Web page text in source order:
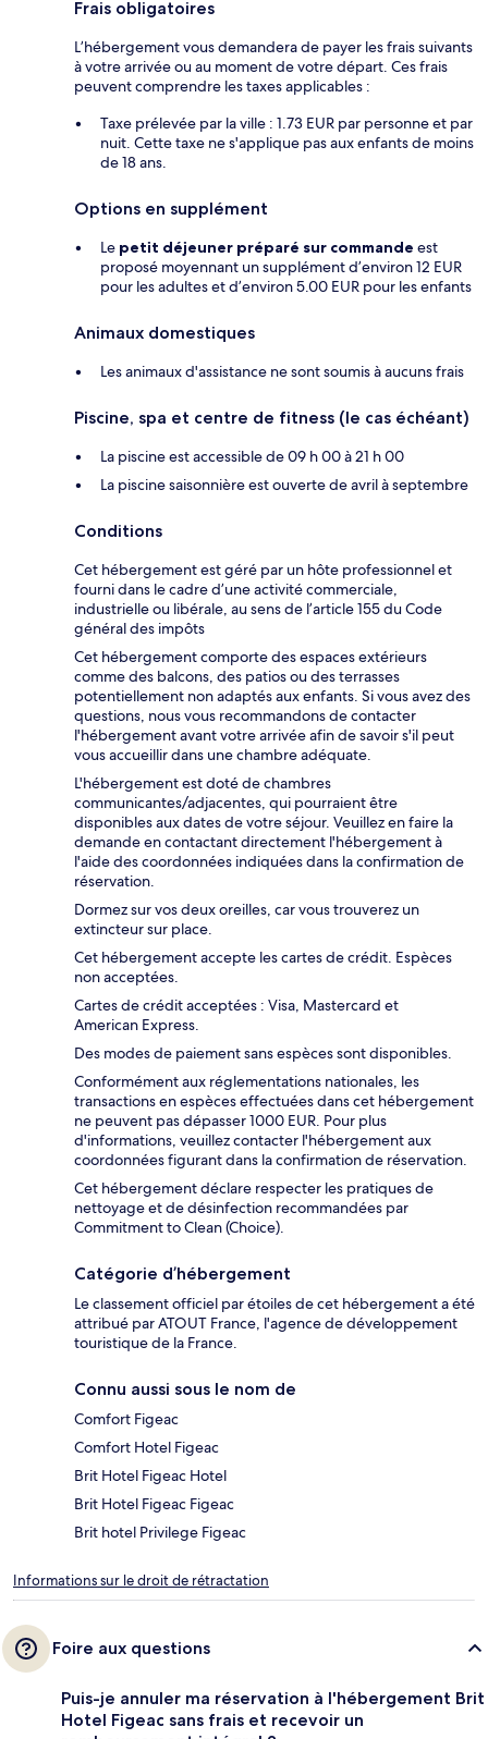
Frais obligatoires
L’hébergement vous demandera de payer les frais suivants
à votre arrivée ou au moment de votre départ. Ces frais
peuvent comprendre les taxes applicables :
Taxe prélevée par la ville : 1.73 EUR par personne et par
nuit. Cette taxe ne s'applique pas aux enfants de moins
de 18 ans.
Options en supplément
Le petit déjeuner préparé sur commande est
proposé moyennant un supplément d’environ 12 EUR
pour les adultes et d’environ 5.00 EUR pour les enfants
Animaux domestiques
Les animaux d'assistance ne sont soumis à aucuns frais
Piscine, spa et centre de fitness (le cas échéant)
La piscine est accessible de 09 h 00 à 21 h 00
La piscine saisonnière est ouverte de avril à septembre
Conditions
Cet hébergement est géré par un hôte professionnel et
fourni dans le cadre d’une activité commerciale,
industrielle ou libérale, au sens de l’article 155 du Code
général des impôts
Cet hébergement comporte des espaces extérieurs
comme des balcons, des patios ou des terrasses
potentiellement non adaptés aux enfants. Si vous avez des
questions, nous vous recommandons de contacter
l'hébergement avant votre arrivée afin de savoir s'il peut
vous accueillir dans une chambre adéquate.
L'hébergement est doté de chambres
communicantes/adjacentes, qui pourraient être
disponibles aux dates de votre séjour. Veuillez en faire la
demande en contactant directement l'hébergement à
l'aide des coordonnées indiquées dans la confirmation de
réservation.
Dormez sur vos deux oreilles, car vous trouverez un
extincteur sur place.
Cet hébergement accepte les cartes de crédit. Espèces
non acceptées.
Cartes de crédit acceptées : Visa, Mastercard et
American Express.
Des modes de paiement sans espèces sont disponibles.
Conformément aux réglementations nationales, les
transactions en espèces effectuées dans cet hébergement
ne peuvent pas dépasser 1000 EUR. Pour plus
d'informations, veuillez contacter l'hébergement aux
coordonnées figurant dans la confirmation de réservation.
Cet hébergement déclare respecter les pratiques de
nettoyage et de désinfection recommandées par
Commitment to Clean (Choice).
Catégorie d’hébergement
Le classement officiel par étoiles de cet hébergement a été
attribué par ATOUT France, l'agence de développement
touristique de la France.
Connu aussi sous le nom de
Comfort Figeac
Comfort Hotel Figeac
Brit Hotel Figeac Hotel
Brit Hotel Figeac Figeac
Brit hotel Privilege Figeac
Informations sur le droit de rétractation
Foire aux questions
Puis-je annuler ma réservation à l'hébergement Brit
Hotel Figeac sans frais et recevoir un